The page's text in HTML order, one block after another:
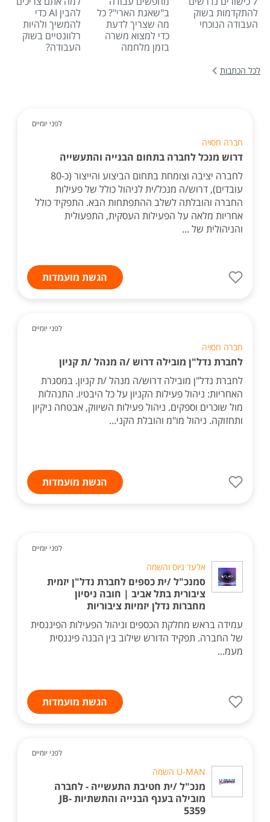
להתקדמות בשוק
העבודה הנוכחי
ב"שאגת הארי"? כל
מה שצריך לדעת
כדי למצוא משרה
בזמן מלחמה
להבין AI כדי
להמשיך ולהיות
רלוונטיים בשוק
העבודה?
לכל הכתבות
לפני יומיים
חברה חסויה
דרוש מנכל לחברה בתחום הבנייה והתעשייה
לחברה יציבה וצומחת בתחום הביצוע והייצור (כ-80
עובדים), דרוש/ה מנכל/ית לניהול כולל של פעילות
החברה והובלתה לשלב ההתפתחות הבא. התפקיד כולל
אחריות מלאה על הפעילות העסקית, התפעולית
והניהולית של ...
הגשת מועמדות
לפני יומיים
חברה חסויה
לחברת נדל"ן מובילה דרוש /ה מנהל /ת קניון
לחברת נדל"ן מובילה דרוש/ה מנהל /ת קניון. במסגרת
האחריות: ניהול פעילות הקניון על כל היבטיו. התנהלות
מול שוכרים וספקים. ניהול פעילות השיווק, אבטחה ניקיון
ותחזוקה. ניהול מו"מ והובלת הקני...
הגשת מועמדות
לפני יומיים
אלעד גיוס והשמה
סמנכ"ל /ית כספים לחברת נדל"ן יזמית
ציבורית בתל אביב | חובה ניסיון
מחברות נדלן יזמיות ציבוריות
עמידה בראש מחלקת הכספים וניהול הפעילות הפיננסית
של החברה. תפקיד הדורש שילוב בין הבנה פיננסית
מעמ...
הגשת מועמדות
לפני יומיים
U-MAN השמה
מנכ"ל /ית חטיבת התעשייה - לחברה
מובילה בענף הבנייה והתשתיות JB-
5359